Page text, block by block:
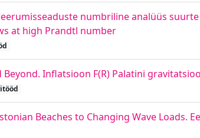
numbriline analüüs
at high Prandtl number
Inﬂatsioon F(R) Palatini
Beaches to Changing Wave Loads.